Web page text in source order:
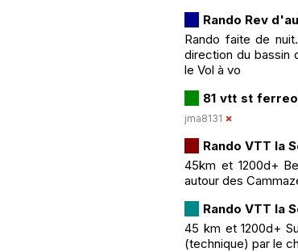
Rando Rev
Rando faite de
direction du bassin
le Vol à vo
81 vtt st
jma8131
Rando VTT la
45km et 1200d+
autour des
Rando VTT la
45 km et 1200d+
(technique) par le